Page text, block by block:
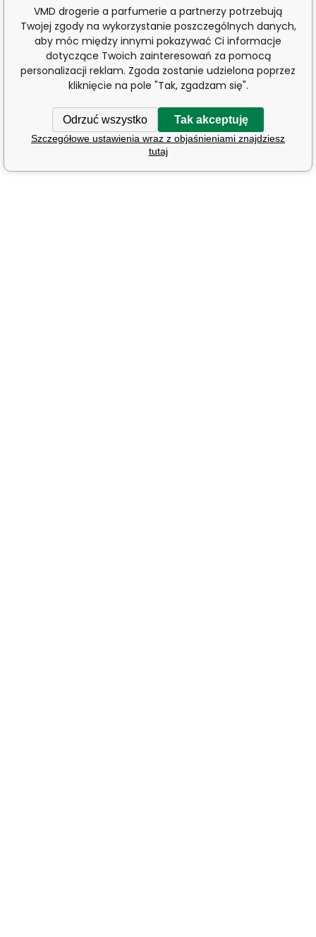
VMD drogerie a parfumerie a partnerzy potrzebują
Twojej zgody na wykorzystanie poszczególnych danych,
aby móc między innymi pokazywać Ci informacje
dotyczące Twoich zainteresowań za pomocą
personalizacji reklam. Zgoda zostanie udzielona poprzez
kliknięcie na pole "Tak, zgadzam się".
Odrzuć wszystko Tak akceptuję
Szczegółowe ustawienia wraz z objaśnieniami znajdziesz
tutaj